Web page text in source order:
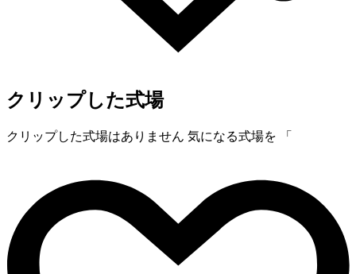
クリップした式場
クリップした式場はありません 気になる式場を 「